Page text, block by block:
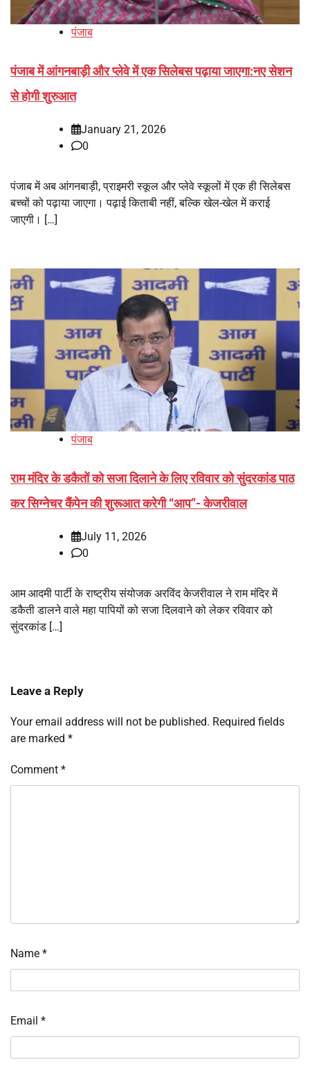
पंजाब
पंजाब में आंगनबाड़ी और प्लेवे में एक सिलेबस पढ़ाया जाएगा:नए सेशन
से होगी शुरुआत
January 21, 2026
0
पंजाब में अब आंगनबाड़ी, प्राइमरी स्कूल और प्लेवे स्कूलों में एक ही सिलेबस
बच्चों को पढ़ाया जाएगा। पढ़ाई किताबी नहीं, बल्कि खेल-खेल में कराई
जाएगी। […]
पंजाब
राम मंदिर के डकैतों को सजा दिलाने के लिए रविवार को सुंदरकांड पाठ
कर सिग्नेचर कैंपेन की शुरूआत करेगी ‘‘आप’’- केजरीवाल
July 11, 2026
0
आम आदमी पार्टी के राष्ट्रीय संयोजक अरविंद केजरीवाल ने राम मंदिर में
डकैती डालने वाले महा पापियों को सजा दिलवाने को लेकर रविवार को
सुंदरकांड […]
Leave a Reply
Your email address will not be published. Required fields
are marked *
Comment *
Name *
Email *